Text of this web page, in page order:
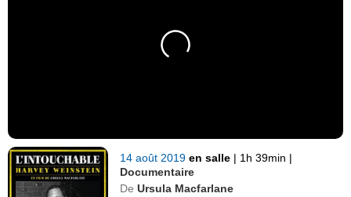
14 août 2019en salle | 1h 39min |
Documentaire
De Ursula Macfarlane